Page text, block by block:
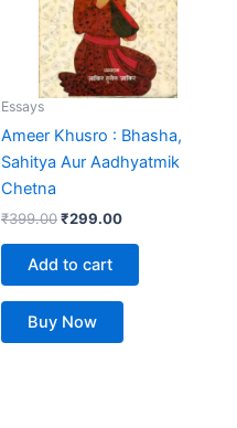
Essays
Ameer Khusro : Bhasha,
Sahitya Aur Aadhyatmik
Chetna
₹399.00₹299.00
Add to cart
Buy Now